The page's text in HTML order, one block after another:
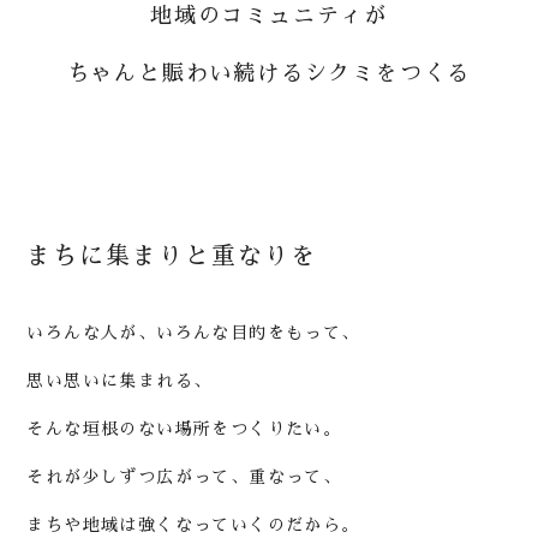
地域のコミュニティが
ちゃんと賑わい続けるシクミをつくる
ま ち に 集 ま り と 重 な り を
いろんな人が、いろんな目的をもって、
思い思いに集まれる、
そんな垣根のない場所をつくりたい。
それが少しずつ広がって、重なって、
まちや地域は強くなっていくのだから。